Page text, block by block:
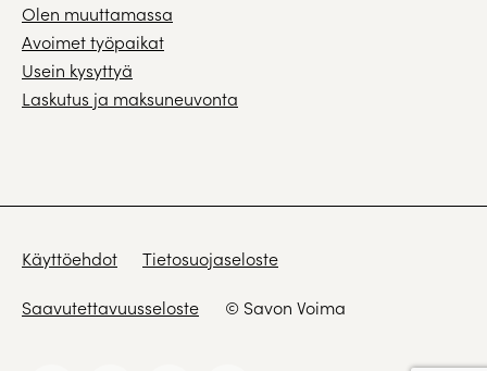
Olen muuttamassa
Avoimet työpaikat
Usein kysyttyä
Laskutus ja maksuneuvonta
Käyttöehdot Tietosuojaseloste
Saavutettavuusseloste © Savon Voima